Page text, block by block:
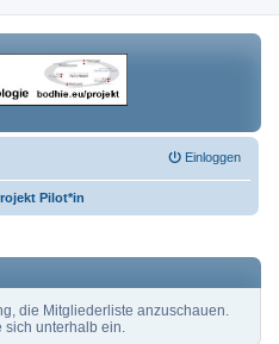
Einloggen
Pilot*in
die Mitgliederliste anzuschauen.
sich unterhalb ein.